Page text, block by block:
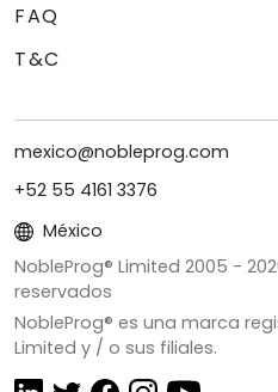
FAQ
T&C
mexico@nobleprog.com
+52 55 4161 3376
México
NobleProg® Limited 2005 -
reservados
NobleProg® es una marca
Limited y / o sus filiales.